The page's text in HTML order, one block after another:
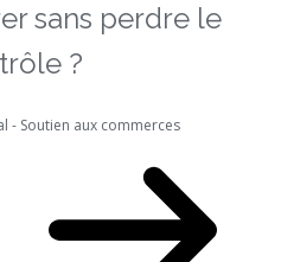
sans perdre le
?
- Soutien aux commerces